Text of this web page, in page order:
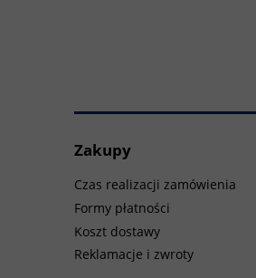
Zakupy
Czas realizacji zamówienia
Formy płatności
Koszt dostawy
Reklamacje i zwroty